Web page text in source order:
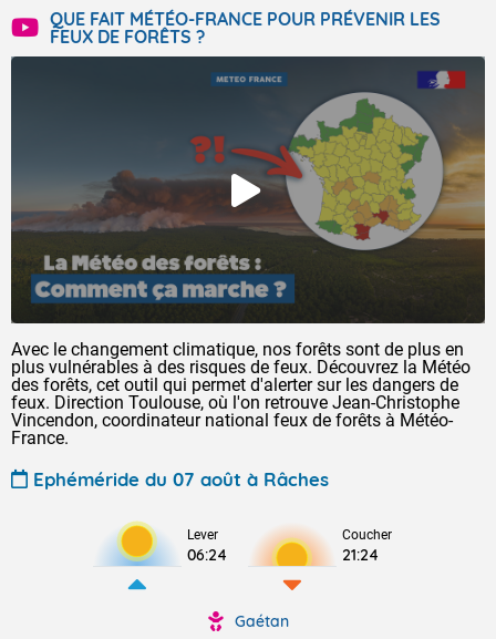
QUE FAIT MÉTÉO-FRANCE POUR PRÉVENIR LES
FEUX DE FORÊTS ?
Avec le changement climatique, nos forêts sont de plus en
plus vulnérables à des risques de feux. Découvrez la Météo
des forêts, cet outil qui permet d'alerter sur les dangers de
feux. Direction Toulouse, où l'on retrouve Jean-Christophe
Vincendon, coordinateur national feux de forêts à Météo-
France.
Ephéméride du 07 août à Râches
Lever
06:24
Coucher
21:24
Gaétan